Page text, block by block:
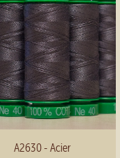
A2630 - Acier